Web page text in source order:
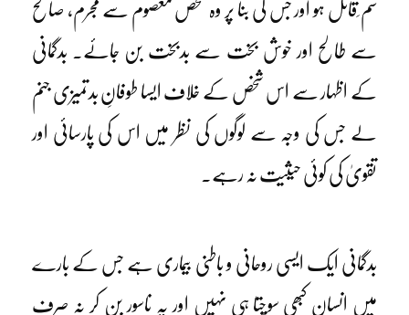
سم ِقاتل ہو اور جس کی بنا پر وہ شخص معصوم سے مجرم، صالح
سے طالح اور خوش بخت سے بدبخت بن جائے۔ بدگمانی
کے اظہار سے اس شخص کے خلاف ایسا طوفانِ بدتمیزی جنم
لے جس کی وجہ سے لوگوں کی نظر میں اس کی پارسائی اور
تقویٰ کی کوئی حیثیت نہ رہے۔
بدگمانی ایک ایسی روحانی و باطنی بیماری ہے جس کے بارے
میں انسان کبھی سوچتا ہی نہیں اور یہ ناسور بن کر نہ صرف